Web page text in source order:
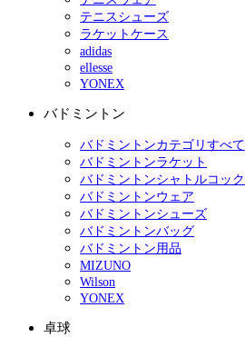
テニスシューズ
ラケットケース
adidas
ellesse
YONEX
バドミントン
バドミントンカテゴリすべて
バドミントンラケット
バドミントンシャトルコック
バドミントンウェア
バドミントンシューズ
バドミントンバッグ
バドミントン用品
MIZUNO
Wilson
YONEX
卓球